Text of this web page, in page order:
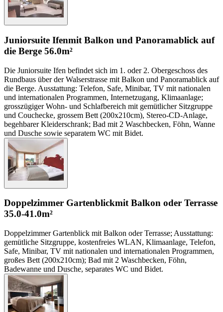
Juniorsuite Ifenmit Balkon und Panoramablick auf
die Berge 56.0m²
Die Juniorsuite Ifen befindet sich im 1. oder 2. Obergeschoss des
Rundbaus über der Walserstrasse mit Balkon und Panoramablick auf
die Berge. Ausstattung: Telefon, Safe, Minibar, TV mit nationalen
und internationalen Programmen, Internetzugang, Klimaanlage;
grosszügiger Wohn- und Schlafbereich mit gemütlicher Sitzgruppe
und Couchecke, grossem Bett (200x210cm), Stereo-CD-Anlage,
begehbarer Kleiderschrank; Bad mit 2 Waschbecken, Föhn, Wanne
und Dusche sowie separatem WC mit Bidet.
Doppelzimmer Gartenblickmit Balkon oder Terrasse
35.0-41.0m²
Doppelzimmer Gartenblick mit Balkon oder Terrasse; Ausstattung:
gemütliche Sitzgruppe, kostenfreies WLAN, Klimaanlage, Telefon,
Safe, Minibar, TV mit nationalen und internationalen Programmen,
großes Bett (200x210cm); Bad mit 2 Waschbecken, Föhn,
Badewanne und Dusche, separates WC und Bidet.